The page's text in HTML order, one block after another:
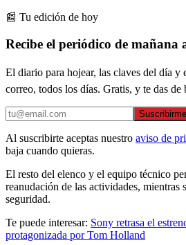
📰 Tu edición de hoy
Recibe el periódico de mañana
El diario para hojear, las claves del día
correo, todos los días. Gratis, y te das de
Suscribirme
Al suscribirte aceptas nuestro aviso de
baja cuando quieras.
El resto del elenco y el equipo técnico
reanudación de las actividades, mientras
seguridad.
Te puede interesar: Sony retrasa el
protagonizada por Tom Holland